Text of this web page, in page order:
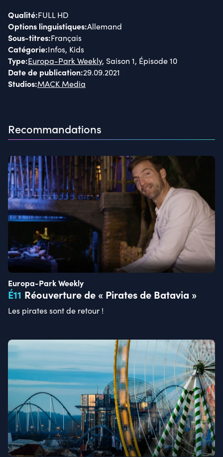
Qualité:FULL HD
Options linguistiques:Allemand
Sous-titres:Français
Catégorie:Infos, Kids
Type:Europa-Park Weekly, Saison 1, Épisode 10
Date de publication:29.09.2021
Studios:MACK Media
Recommandations
Europa-Park Weekly
É11 Réouverture de « Pirates de Batavia »
Les pirates sont de retour !